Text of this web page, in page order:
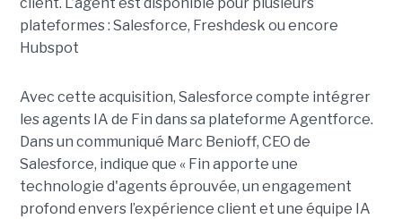
client. L’agent est disponible pour plusieurs
plateformes : Salesforce, Freshdesk ou encore
Hubspot
Avec cette acquisition, Salesforce compte intégrer
les agents IA de Fin dans sa plateforme Agentforce.
Dans un communiqué Marc Benioff, CEO de
Salesforce, indique que « Fin apporte une
technologie d'agents éprouvée, un engagement
profond envers l’expérience client et une équipe IA